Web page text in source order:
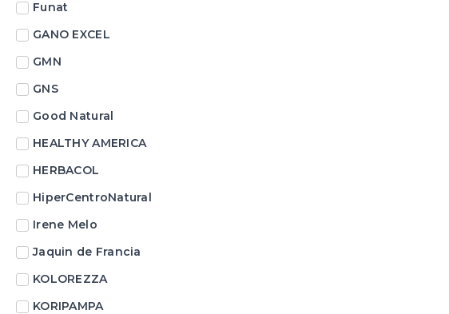
Funat
GANO EXCEL
GMN
GNS
Good Natural
HEALTHY AMERICA
HERBACOL
HiperCentroNatural
Irene Melo
Jaquin de Francia
KOLOREZZA
KORIPAMPA